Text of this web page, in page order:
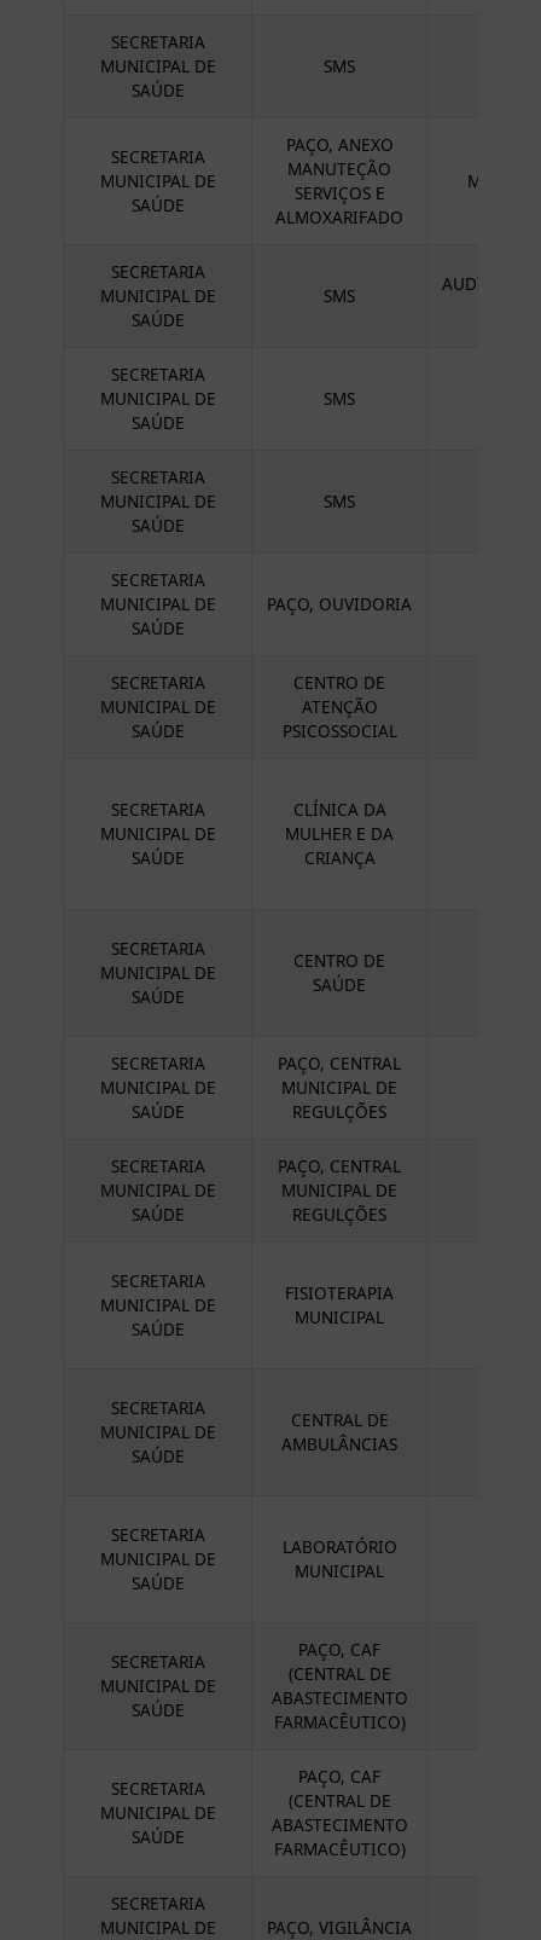
SECRETARIA
MUNICIPAL DE
SAÚDE
SMS
SECRETARIA
MUNICIPAL DE
SAÚDE
PAÇO, ANEXO
MANUTEÇÃO
SERVIÇOS E
ALMOXARIFADO
SECRETARIA
MUNICIPAL DE
SAÚDE
SMS
AUDITORIA/
SECRETARIA
MUNICIPAL DE
SAÚDE
SMS
SECRETARIA
MUNICIPAL DE
SAÚDE
SMS
SECRETARIA
MUNICIPAL DE
SAÚDE
PAÇO, OUVIDORIA
SECRETARIA
MUNICIPAL DE
SAÚDE
CENTRO DE
ATENÇÃO
PSICOSSOCIAL
SECRETARIA
MUNICIPAL DE
SAÚDE
CLÍNICA DA
MULHER E DA
CRIANÇA
SECRETARIA
MUNICIPAL DE
SAÚDE
CENTRO DE
SAÚDE
SECRETARIA
MUNICIPAL DE
SAÚDE
PAÇO, CENTRAL
MUNICIPAL DE
REGULÇÕES
SECRETARIA
MUNICIPAL DE
SAÚDE
PAÇO, CENTRAL
MUNICIPAL DE
REGULÇÕES
SECRETARIA
MUNICIPAL DE
SAÚDE
FISIOTERAPIA
MUNICIPAL
SECRETARIA
MUNICIPAL DE
SAÚDE
CENTRAL DE
AMBULÂNCIAS
SECRETARIA
MUNICIPAL DE
SAÚDE
LABORATÓRIO
MUNICIPAL
SECRETARIA
MUNICIPAL DE
SAÚDE
PAÇO, CAF
(CENTRAL DE
ABASTECIMENTO
FARMACÊUTICO)
SECRETARIA
MUNICIPAL DE
SAÚDE
PAÇO, CAF
(CENTRAL DE
ABASTECIMENTO
FARMACÊUTICO)
SECRETARIA
MUNICIPAL DE
PAÇO, VIGILÂNCIA